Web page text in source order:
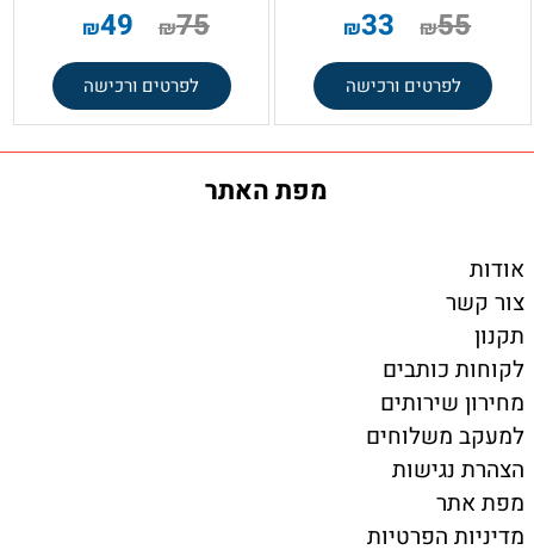
₪55
₪33
לפרטים ורכישה
₪75
₪49
לפרטים ורכישה
מפת האתר
אודות
צור קשר
תקנון
לקוחות כותבים
מחירון שירותים
למעקב משלוחים
הצהרת נגישות
מפת אתר
מדיניות הפרטיות